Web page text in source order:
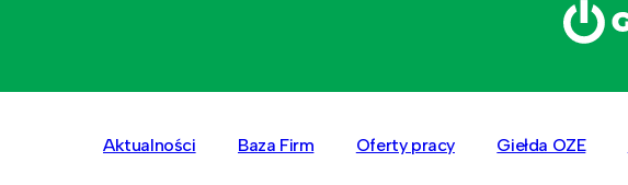
Aktualności Baza Firm Oferty pracy Giełda OZE